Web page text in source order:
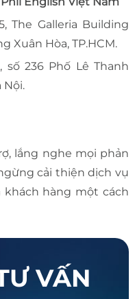
The Galleria Building
Xuân Hòa, TP.HCM.
số 236 Phố Lê Thanh
Nội.
lắng nghe mọi phản
cải thiện dịch vụ
hàng một cách
VẤN